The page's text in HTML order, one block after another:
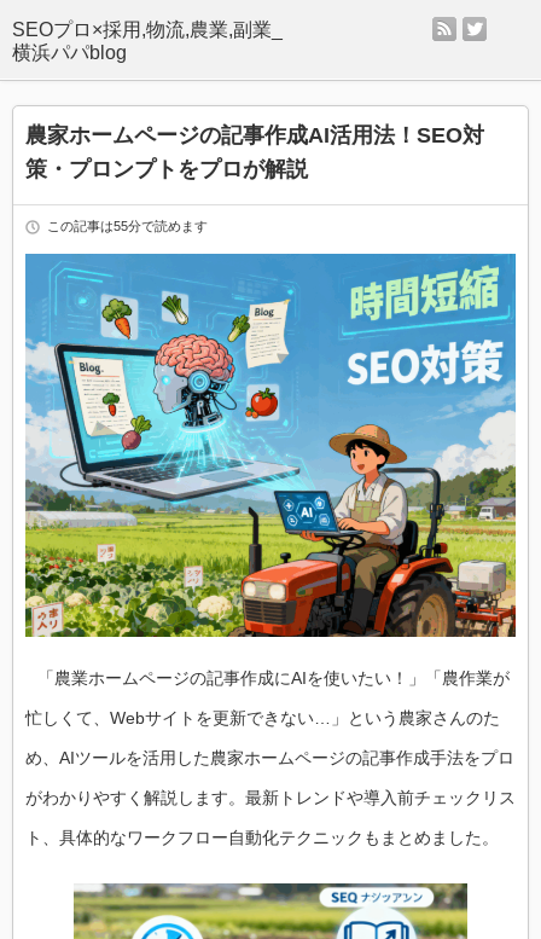
SEOプロ×採用,物流,農業,副業_
横浜パパblog
rss
農家ホームページの記事作成AI活用法！SEO対
策・プロンプトをプロが解説
この記事は55分で読めます
「農業ホームページの記事作成にAIを使いたい！」「農作業が
忙しくて、Webサイトを更新できない…」という農家さんのた
め、AIツールを活用した農家ホームページの記事作成手法をプロ
がわかりやすく解説します。最新トレンドや導入前チェックリス
ト、具体的なワークフロー自動化テクニックもまとめました。